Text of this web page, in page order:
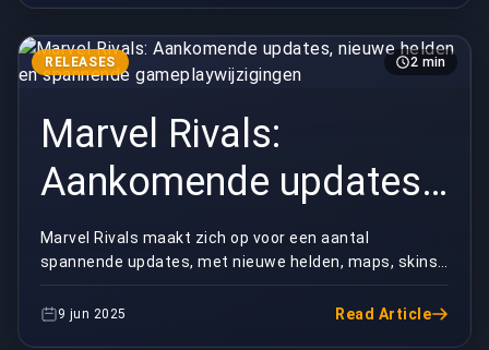
RELEASES 2 min
Marvel Rivals:
Aankomende updates,
nieuwe helden en
spannende
gameplaywijzigingen
Marvel Rivals maakt zich op voor een aantal
spannende updates, met nieuwe helden, maps, skins
en veranderingen in de gameplay in het vooruitzicht.
Hie...9 jun 2025 Read Article